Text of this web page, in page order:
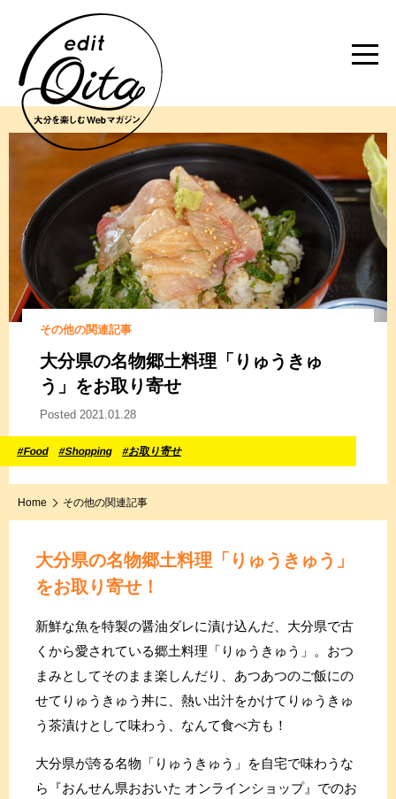
その他の関連記事
大分県の名物郷土料理「りゅうきゅ
う」をお取り寄せ
Posted 2021.01.28
#Food #Shopping #お取り寄せ
Home その他の関連記事
大分県の名物郷土料理「りゅうきゅう」
をお取り寄せ！
新鮮な魚を特製の醤油ダレに漬け込んだ、大分県で古
くから愛されている郷土料理「りゅうきゅう」。おつ
まみとしてそのまま楽しんだり、あつあつのご飯にの
せてりゅうきゅう丼に、熱い出汁をかけてりゅうきゅ
う茶漬けとして味わう、なんて食べ方も！
大分県が誇る名物「りゅうきゅう」を自宅で味わうな
ら『おんせん県おおいた オンラインショップ』でのお